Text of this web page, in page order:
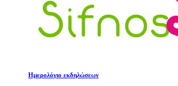
Ημερολόγιο εκδηλώσεων